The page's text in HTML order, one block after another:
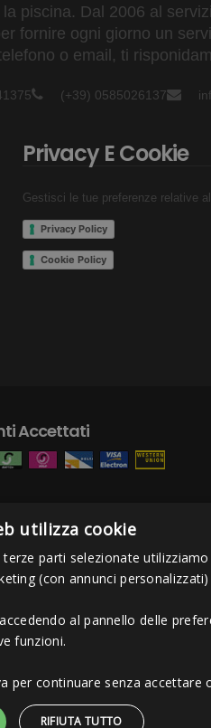
piscina. Dal 2006 al
fornire ogni giorno un
o email, ti
(+39) 0585026137
Privacy E Cookie
Gestisci le tue preferenze relative
Privacy Policy
Cookie Policy
Accettati
Massa MS - Tel 0585026137 -
utilizza cookie
parti selezionate
(con annunci
al pannello delle
funzioni.
per continuare senza
RIFIUTA TUTTO